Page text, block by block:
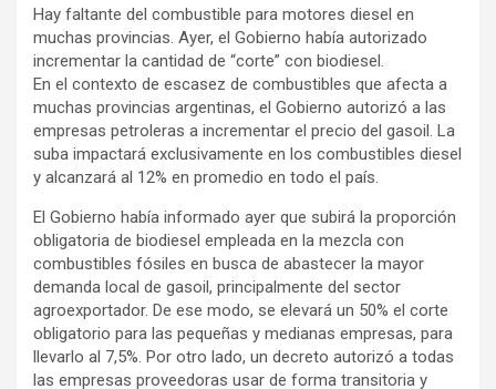
Hay faltante del combustible para motores diesel en
muchas provincias. Ayer, el Gobierno había autorizado
incrementar la cantidad de “corte” con biodiesel.
En el contexto de escasez de combustibles que afecta a
muchas provincias argentinas, el Gobierno autorizó a las
empresas petroleras a incrementar el precio del gasoil. La
suba impactará exclusivamente en los combustibles diesel
y alcanzará al 12% en promedio en todo el país.
El Gobierno había informado ayer que subirá la proporción
obligatoria de biodiesel empleada en la mezcla con
combustibles fósiles en busca de abastecer la mayor
demanda local de gasoil, principalmente del sector
agroexportador. De ese modo, se elevará un 50% el corte
obligatorio para las pequeñas y medianas empresas, para
llevarlo al 7,5%. Por otro lado, un decreto autorizó a todas
las empresas proveedoras usar de forma transitoria y